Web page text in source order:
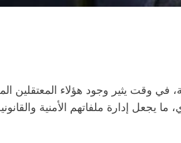
وقت يثير وجود هؤلاء المعتقلين
الإرهاب. وتشمل هذه التحركات نحو 5704 معتقلين، بينهم أكثر من 3 آلاف سوري، ما يجعل إدارة